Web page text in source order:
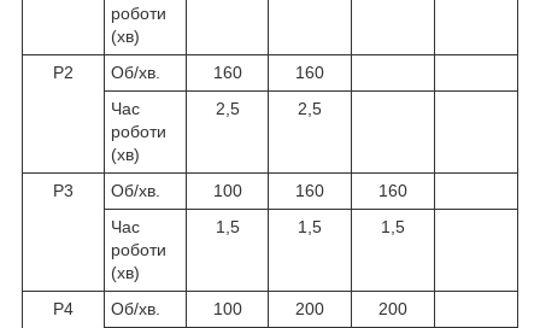
роботи
(хв)
Р2
Об/хв. 160
160
Час
роботи
(хв)
2,5 2,5
Р3 Об/хв. 100 160
160
Час
роботи
(хв)
1,5 1,5 1,5
Р4 Об/хв. 100 200
200